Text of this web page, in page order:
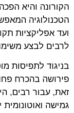
הקורונה והיא
הטכנולוגיה
ועד אפליקציות
לרבים לבצע
בניגוד לתפיסות
פירושה בהכרח
זאת, עבור רבים,
גמישה ואוטונומית